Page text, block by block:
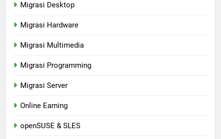
Migrasi Desktop
Migrasi Hardware
Migrasi Multimedia
Migrasi Programming
Migrasi Server
Online Earning
openSUSE & SLES